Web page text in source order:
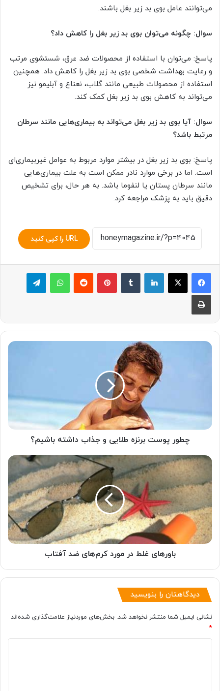
می‌توانند عامل بوی بد زیر بغل باشند.
سوال: چگونه می‌توان بوی بد زیر بغل را کاهش داد؟
پاسخ: می‌توان با استفاده از محصولات ضد عرق، شستشوی مرتب
و رعایت بهداشت شخصی بوی بد زیر بغل را کاهش داد. همچنین
استفاده از محصولات طبیعی مانند گلاب، نعناع و آبلیمو نیز
می‌تواند به کاهش بوی بد زیر بغل کمک کند.
سوال: آیا بوی بد زیر بغل می‌تواند به بیماری‌هایی مانند سرطان
مرتبط باشد؟
پاسخ: بوی بد زیر بغل در بیشتر موارد مربوط به عوامل غیربیماری‌ای
است. اما در برخی موارد نادر ممکن است به علت بیماری‌هایی
مانند سرطان پستان یا لنفوما باشد. به هر حال، برای تشخیص
دقیق باید به پزشک مراجعه کرد.
URL را کپی کنید
لینکدین ‫تامبلر پینترست‫رددیت واتس آپ تلگرام
چاپ
چطور
باشیم؟
چطور پوست برنزه طلایی و جذاب داشته باشیم؟
باورهای
در
مورد
کرم‌های
ضد
آفتاب
باورهای غلط در مورد کرم‌های ضد آفتاب
دیدگاهتان را بنویسید
نشانی ایمیل شما منتشر نخواهد شد. بخش‌های موردنیاز علامت‌گذاری شده‌اند
*